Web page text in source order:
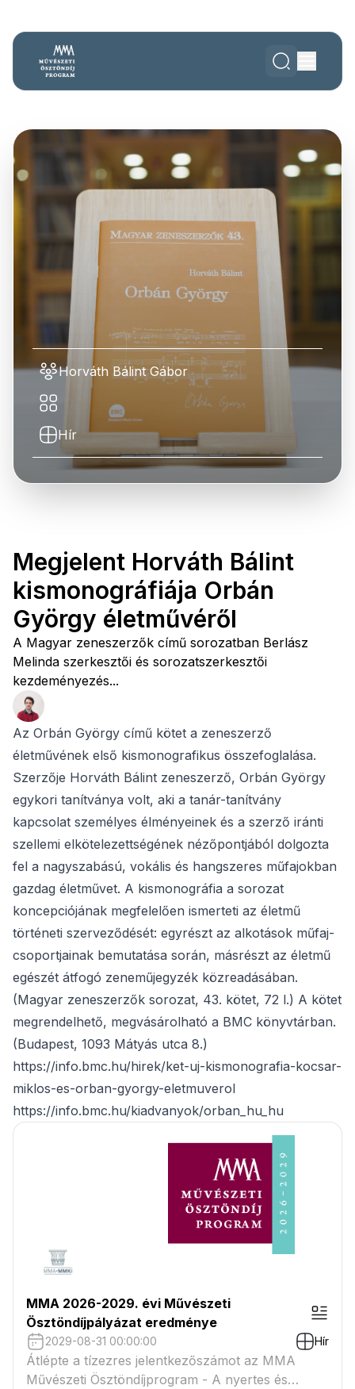
Horváth Bálint Gábor
Hír
Megjelent Horváth Bálint
kismonográfiája Orbán
György életművéről
A Magyar zeneszerzők című sorozatban Berlász
Melinda szerkesztői és sorozatszerkesztői
kezdeményezés...
Az Orbán György című kötet a zeneszerző
életművének első kismonografikus összefoglalása.
Szerzője Horváth Bálint zeneszerző, Orbán György
egykori tanítványa volt, aki a tanár-tanítvány
kapcsolat személyes élményeinek és a szerző iránti
szellemi elkötelezettségének nézőpontjából dolgozta
fel a nagyszabású, vokális és hangszeres műfajokban
gazdag életművet. A kismonográfia a sorozat
koncepciójának megfelelően ismerteti az életmű
történeti szerveződését: egyrészt az alkotások műfaj-
csoportjainak bemutatása során, másrészt az életmű
egészét átfogó zeneműjegyzék közreadásában.
(Magyar zeneszerzők sorozat, 43. kötet, 72 l.) A kötet
megrendelhető, megvásárolható a BMC könyvtárban.
(Budapest, 1093 Mátyás utca 8.)
https://info.bmc.hu/hirek/ket-uj-kismonografia-kocsar-
miklos-es-orban-gyorgy-eletmuverol
https://info.bmc.hu/kiadvanyok/orban_hu_hu
MMA 2026-2029. évi Művészeti
Ösztöndíjpályázat eredménye
2029-08-31 00:00:00 Hír
Átlépte a tízezres jelentkezőszámot az MMA
Művészeti Ösztöndíjprogram - A nyertes és